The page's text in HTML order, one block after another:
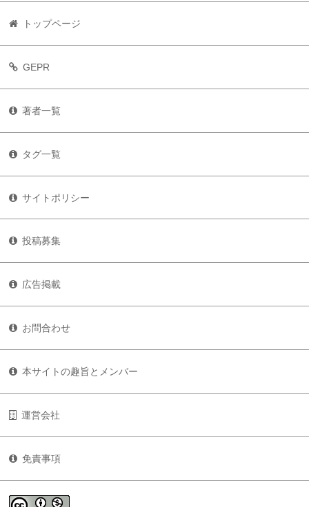
トップページ
GEPR
著者一覧
タグ一覧
サイトポリシー
投稿募集
広告掲載
お問合わせ
本サイトの趣旨とメンバー
運営会社
免責事項